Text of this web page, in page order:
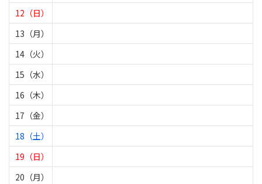
12（日）
13（月）
14（火）
15（水）
16（木）
17（金）
18（土）
19（日）
20（月）